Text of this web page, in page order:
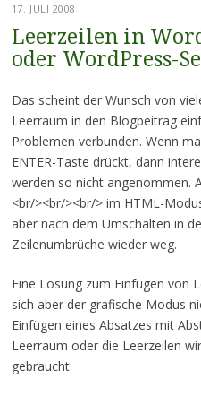
17. JULI 2008
Leerzeilen in
oder WordPress-
Das scheint der Wunsch von
Leerraum in den Blogbeitrag
Problemen verbunden. Wenn
ENTER-Taste drückt, dann
werden so nicht angenommen.
<br/><br/><br/> im HTML-
aber nach dem Umschalten in
Zeilenumbrüche wieder weg.
Eine Lösung zum Einfügen von
sich aber der grafische Modus
Einfügen eines Absatzes mit
Leerraum oder die Leerzeilen
gebraucht.